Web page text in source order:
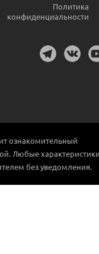
Политика
конфиденциальности
ознакомительный
Любые
без уведомления.